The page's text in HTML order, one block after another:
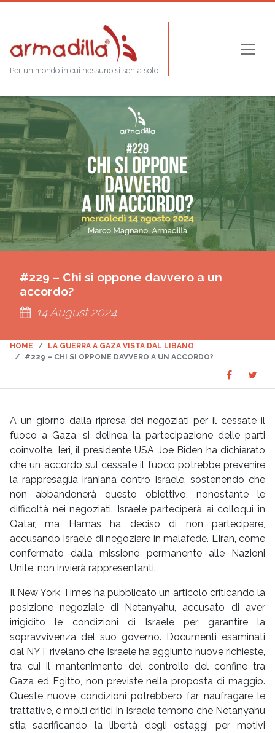
Per un mondo in cui nessuno si senta solo
#229 – Chi si oppone davvero a un
accordo?
14 August 2024
HOME
LA GUERRA A GAZA VISTA DAL LIBANO
#229 – CHI SI OPPONE DAVVERO A UN ACCORDO?
Share
on
on
A un giorno dalla ripresa dei negoziati per il cessate il
fuoco a Gaza, si delinea la partecipazione delle parti
coinvolte. Ieri, il presidente USA Joe Biden ha dichiarato
che un accordo sul cessate il fuoco potrebbe prevenire
la rappresaglia iraniana contro Israele, sostenendo che
non abbandonerà questo obiettivo, nonostante le
difficoltà nei negoziati. Israele parteciperà ai colloqui in
Qatar, ma Hamas ha deciso di non partecipare,
accusando Israele di negoziare in malafede. L’Iran, come
confermato dalla missione permanente alle Nazioni
Unite, non invierà rappresentanti.
Il New York Times ha pubblicato un articolo criticando la
posizione negoziale di Netanyahu, accusato di aver
irrigidito le condizioni di Israele per garantire la
sopravvivenza del suo governo. Documenti esaminati
dal NYT rivelano che Israele ha aggiunto nuove richieste,
tra cui il mantenimento del controllo del confine tra
Gaza ed Egitto, non previste nella proposta di maggio.
Queste nuove condizioni potrebbero far naufragare le
trattative, e molti critici in Israele temono che Netanyahu
stia sacrificando la libertà degli ostaggi per motivi